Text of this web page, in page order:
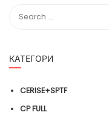
КАТЕГОРИ
CERISE+SPTF
CP FULL